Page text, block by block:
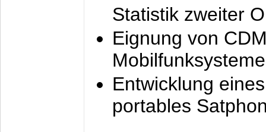
Statistik zweiter
Eignung von
Mobilfunksysteme
Entwicklung
portables